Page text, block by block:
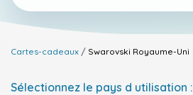
Cartes-cadeaux Swarovski Royaume-Uni
Sélectionnez le pays d utilisation :